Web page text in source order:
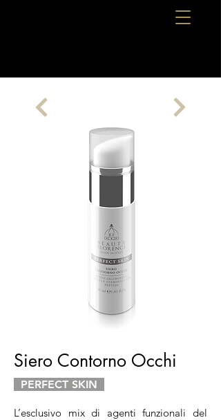
Siero Contorno Occhi
PERFECT SKIN
L’esclusivo mix di agenti funzionali del